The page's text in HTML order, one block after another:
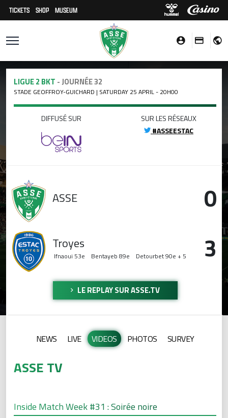
TICKETS SHOP MUSEUM
LIGUE 2 BKT - JOURNÉE 32
STADE GEOFFROY-GUICHARD | SATURDAY 25 APRIL - 20H00
DIFFUSÉ SUR
SUR LES RÉSEAUX
#ASSEESTAC
ASSE 0
Troyes
Ifnaoui 53e Bentayeb 89e Detourbet90e + 5 3
LE REPLAY SUR ASSE.TV
NEWS LIVE VIDEOS PHOTOS SURVEY
ASSE TV
Inside Match Week #31 : Soirée noire